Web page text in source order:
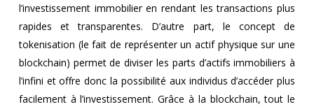
l’investissement immobilier en rendant les transactions plus
rapides et transparentes. D’autre part, le concept de
tokenisation (le fait de représenter un actif physique sur une
blockchain) permet de diviser les parts d’actifs immobiliers à
l’infini et offre donc la possibilité aux individus d’accéder plus
facilement à l’investissement. Grâce à la blockchain, tout le